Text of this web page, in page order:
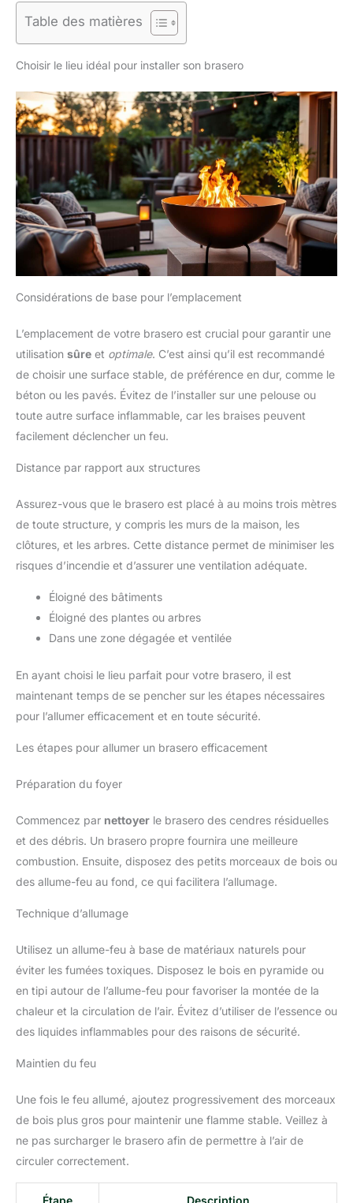
Table des matières
Choisir le lieu idéal pour installer son brasero
Considérations de base pour l’emplacement
L’emplacement de votre brasero est crucial pour garantir une
utilisation sûre et optimale. C’est ainsi qu’il est recommandé
de choisir une surface stable, de préférence en dur, comme le
béton ou les pavés. Évitez de l’installer sur une pelouse ou
toute autre surface inflammable, car les braises peuvent
facilement déclencher un feu.
Distance par rapport aux structures
Assurez-vous que le brasero est placé à au moins trois mètres
de toute structure, y compris les murs de la maison, les
clôtures, et les arbres. Cette distance permet de minimiser les
risques d’incendie et d’assurer une ventilation adéquate.
Éloigné des bâtiments
Éloigné des plantes ou arbres
Dans une zone dégagée et ventilée
En ayant choisi le lieu parfait pour votre brasero, il est
maintenant temps de se pencher sur les étapes nécessaires
pour l’allumer efficacement et en toute sécurité.
Les étapes pour allumer un brasero efficacement
Préparation du foyer
Commencez par nettoyer le brasero des cendres résiduelles
et des débris. Un brasero propre fournira une meilleure
combustion. Ensuite, disposez des petits morceaux de bois ou
des allume-feu au fond, ce qui facilitera l’allumage.
Technique d’allumage
Utilisez un allume-feu à base de matériaux naturels pour
éviter les fumées toxiques. Disposez le bois en pyramide ou
en tipi autour de l’allume-feu pour favoriser la montée de la
chaleur et la circulation de l’air. Évitez d’utiliser de l’essence ou
des liquides inflammables pour des raisons de sécurité.
Maintien du feu
Une fois le feu allumé, ajoutez progressivement des morceaux
de bois plus gros pour maintenir une flamme stable. Veillez à
ne pas surcharger le brasero afin de permettre à l’air de
circuler correctement.
Étape Description